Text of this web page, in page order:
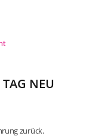
TAG NEU
zurück.